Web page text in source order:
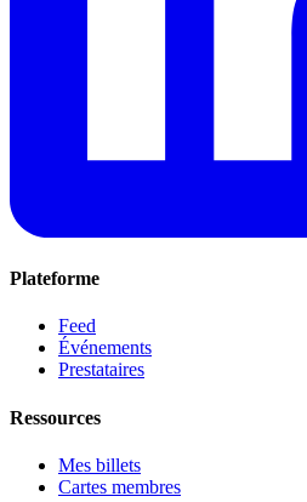
Plateforme
Feed
Événements
Prestataires
Ressources
Mes billets
Cartes membres